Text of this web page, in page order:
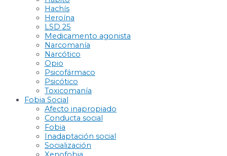
Hachís
Heroína
LSD 25
Medicamento agonista
Narcomanía
Narcótico
Opio
Psicofármaco
Psicótico
Toxicomanía
Fobia Social
Afecto inapropiado
Conducta social
Fobia
Inadaptación social
Socialización